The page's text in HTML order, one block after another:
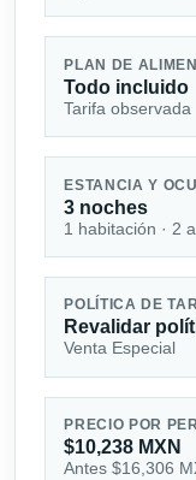
PLAN DE
Todo incluido
Tarifa observada
ESTANCIA Y
3 noches
1 habitación · 2
POLÍTICA DE
Revalidar
Venta Especial
PRECIO POR
$10,238 MXN
Antes $16,306